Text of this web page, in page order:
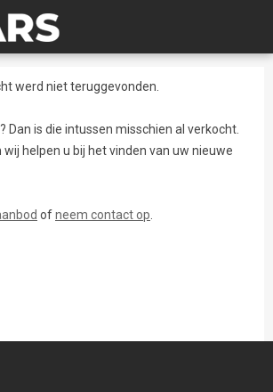
werd niet teruggevonden.
Dan is die intussen misschien al verkocht.
wij helpen u bij het vinden van uw nieuwe
ofneem contact op